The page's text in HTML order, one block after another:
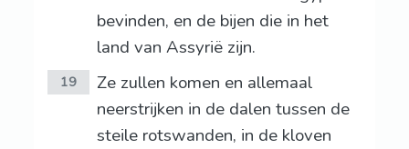
bevinden, en de bijen die in het
land van Assyrië zijn.
19
Ze zullen komen en allemaal
neerstrijken in de dalen tussen de
steile rotswanden, in de kloven